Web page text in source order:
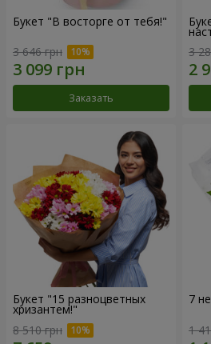
Букет "В восторге от тебя!"
3 646 грн
Заказать
3
Букет "15 разноцветных
хризантем!"
8 510 грн
7
1